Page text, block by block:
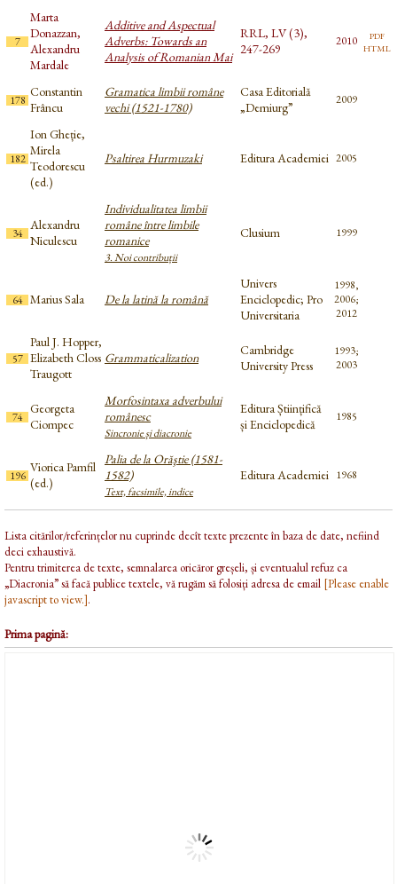
7
Marta
Donazzan,
Alexandru
Mardale
Additive and Aspectual
Adverbs: Towards an
Analysis of Romanian Mai
RRL, LV (3),
247-269
2010 pdf
html
178
Constantin
Frâncu
Gramatica limbii române
vechi (1521-1780)
Casa Editorială
„Demiurg”
2009
182
Ion Gheție,
Mirela
Teodorescu
(ed.)
Psaltirea Hurmuzaki Editura Academiei 2005
34
Alexandru
Niculescu
Individualitatea limbii
române între limbile
romanice
3. Noi contribuții
Clusium 1999
64 Marius Sala De la latină la română
Univers
Enciclopedic; Pro
Universitaria
1998,
2006;
2012
57
Paul J. Hopper,
Elizabeth Closs
Traugott
Grammaticalization
Cambridge
University Press
1993;
2003
74
Georgeta
Ciompec
Morfosintaxa adverbului
românesc
Sincronie și diacronie
Editura Științifică
și Enciclopedică
1985
196
Viorica Pamfil
(ed.)
Palia de la Orăştie (1581-
1582)
Text, facsimile, indice
Editura Academiei 1968
Lista citărilor/referințelor nu cuprinde decît texte prezente în baza de date, nefiind
deci exhaustivă.
Pentru trimiterea de texte, semnalarea oricăror greșeli, și eventualul refuz ca
„Diacronia” să facă publice textele, vă rugăm să folosiți adresa de email [Please enable
javascript to view.].
Prima pagină: